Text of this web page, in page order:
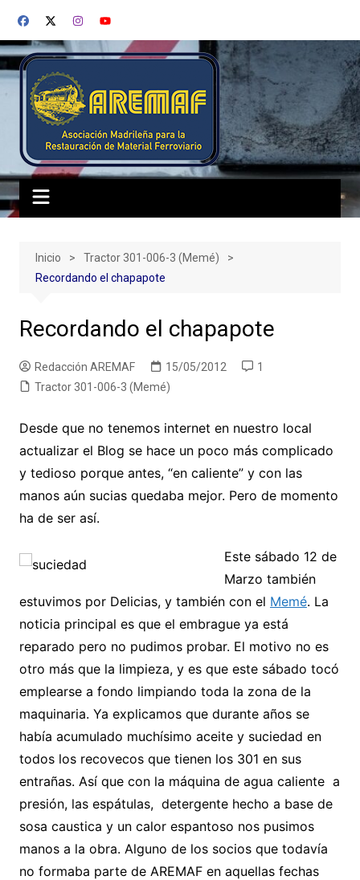
contenido
Inicio
Tractor 301-006-3 (Memé)
Recordando el chapapote
Recordando el chapapote
Redacción AREMAF 15/05/2012
1
Tractor 301-006-3 (Memé)
Desde que no tenemos internet en nuestro local
actualizar el Blog se hace un poco más complicado
y tedioso porque antes, “en caliente” y con las
manos aún sucias quedaba mejor. Pero de momento
ha de ser así.
Este sábado 12 de
Marzo también
estuvimos por Delicias, y también con el Memé. La
noticia principal es que el embrague ya está
reparado pero no pudimos probar. El motivo no es
otro más que la limpieza, y es que este sábado tocó
emplearse a fondo limpiando toda la zona de la
maquinaria. Ya explicamos que durante años se
había acumulado muchísimo aceite y suciedad en
todos los recovecos que tienen los 301 en sus
entrañas. Así que con la máquina de agua caliente a
presión, las espátulas, detergente hecho a base de
sosa caustica y un calor espantoso nos pusimos
manos a la obra. Alguno de los socios que todavía
no formaba parte de AREMAF en aquellas fechas